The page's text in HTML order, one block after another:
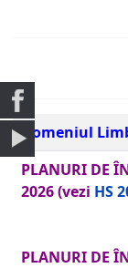
Domeniul
PLANURI DE
2026 (vezi HS
PLANURI DE